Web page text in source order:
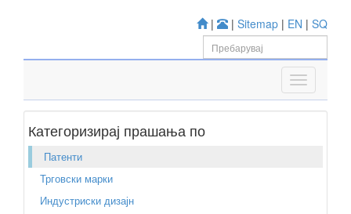
| | Sitemap | EN | SQ
Категоризирај прашања по
Патенти
Трговски марки
Индустриски дизајн